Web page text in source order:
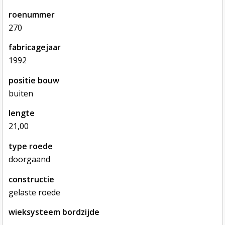
roenummer
270
fabricagejaar
1992
positie bouw
buiten
lengte
21,00
type roede
doorgaand
constructie
gelaste roede
wieksysteem bordzijde